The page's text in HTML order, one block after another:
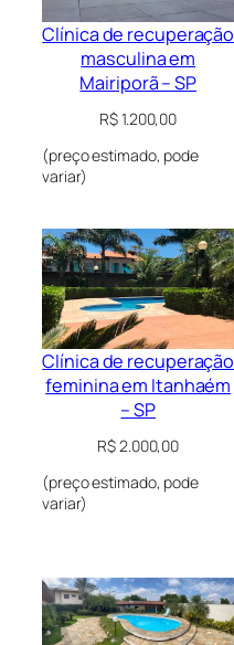
Clínica de recuperação
masculina em
Mairiporã – SP
R$1.200,00
(preço estimado, pode
variar)
Clínica de recuperação
feminina em Itanhaém
– SP
R$2.000,00
(preço estimado, pode
variar)